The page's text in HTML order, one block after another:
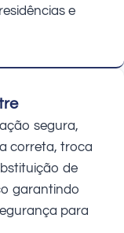
e
segura,
correta, troca
de
garantindo
para